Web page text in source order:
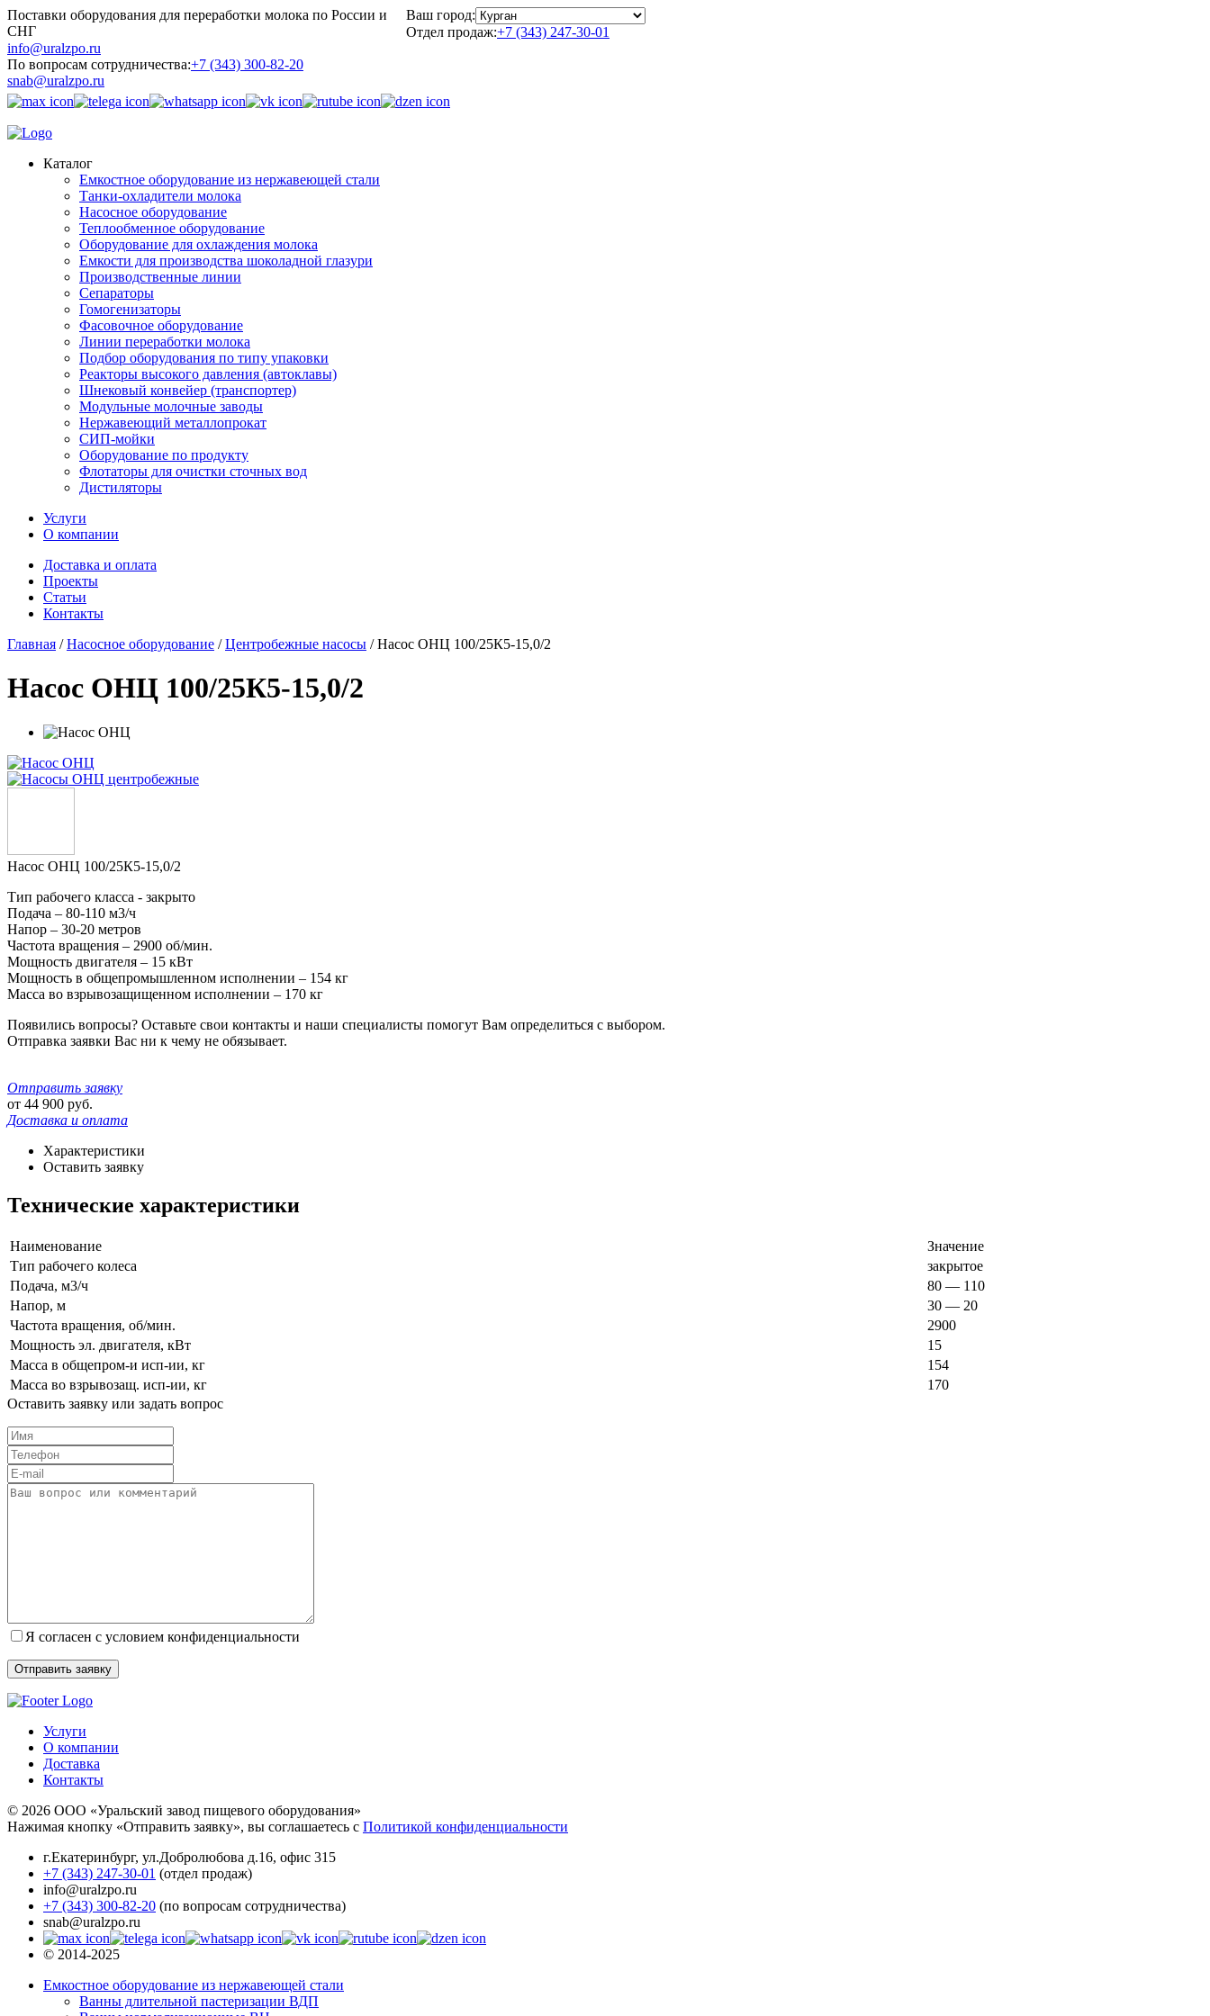
Поставки оборудования для переработки молока по России и
СНГ
Ваш город:
Отдел продаж:+7 (343) 247-30-01
info@uralzpo.ru
По вопросам сотрудничества:+7 (343) 300-82-20
snab@uralzpo.ru
Каталог
Емкостное оборудование из нержавеющей стали
Танки-охладители молока
Насосное оборудование
Теплообменное оборудование
Оборудование для охлаждения молока
Емкости для производства шоколадной глазури
Производственные линии
Сепараторы
Гомогенизаторы
Фасовочное оборудование
Линии переработки молока
Подбор оборудования по типу упаковки
Реакторы высокого давления (автоклавы)
Шнековый конвейер (транспортер)
Модульные молочные заводы
Нержавеющий металлопрокат
СИП-мойки
Оборудование по продукту
Флотаторы для очистки сточных вод
Дистиляторы
Услуги
О компании
Доставка и оплата
Проекты
Статьи
Контакты
Главная /Насосное оборудование /Центробежные насосы /Насос ОНЦ 100/25К5-15,0/2
Насос ОНЦ 100/25К5-15,0/2
Насос ОНЦ 100/25К5-15,0/2
Тип рабочего класса - закрыто
Подача – 80-110 м3/ч
Напор – 30-20 метров
Частота вращения – 2900 об/мин.
Мощность двигателя – 15 кВт
Мощность в общепромышленном исполнении – 154 кг
Масса во взрывозащищенном исполнении – 170 кг
Появились вопросы? Оставьте свои контакты и наши специалисты помогут Вам определиться с выбором.
Отправка заявки Вас ни к чему не обязывает.
Отправить заявку
от 44 900 руб.
Доставка и оплата
Характеристики
Оставить заявку
Технические характеристики
Наименование
Значение
Тип рабочего колеса
закрытое
Подача, м3/ч
80 — 110
Напор, м
30 — 20
Частота вращения, об/мин.
2900
Мощность эл. двигателя, кВт
15
Масса в общепром-и исп-ии, кг
154
Масса во взрыво­защ. исп-ии, кг
170
Оставить заявку или задать вопрос
Я согласен с условием конфиденциальности
Услуги
О компании
Доставка
Контакты
© 2026 ООО «Уральский завод пищевого оборудования»
Нажимая кнопку «Отправить заявку», вы соглашаетесь с Политикой конфиденциальности
г.Екатеринбург, ул.Добролюбова д.16, офис 315
+7 (343) 247-30-01 (отдел продаж)
info@uralzpo.ru
+7 (343) 300-82-20 (по вопросам сотрудничества)
snab@uralzpo.ru
© 2014-2025
Емкостное оборудование из нержавеющей стали
Ванны длительной пастеризации ВДП